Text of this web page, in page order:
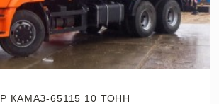
КАМАЗ-65115 10 ТОНН